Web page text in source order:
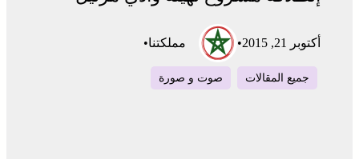
أكتوبر 21, 2015 • مملكتنا•
جميع المقالات صوت و صورة